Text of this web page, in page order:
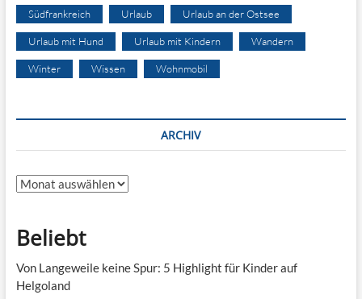
Südfrankreich Urlaub Urlaub an der Ostsee
Urlaub mit Hund Urlaub mit Kindern Wandern
Winter Wissen Wohnmobil
ARCHIV
Archiv
Beliebt
Von Langeweile keine Spur: 5 Highlight für Kinder auf
Helgoland